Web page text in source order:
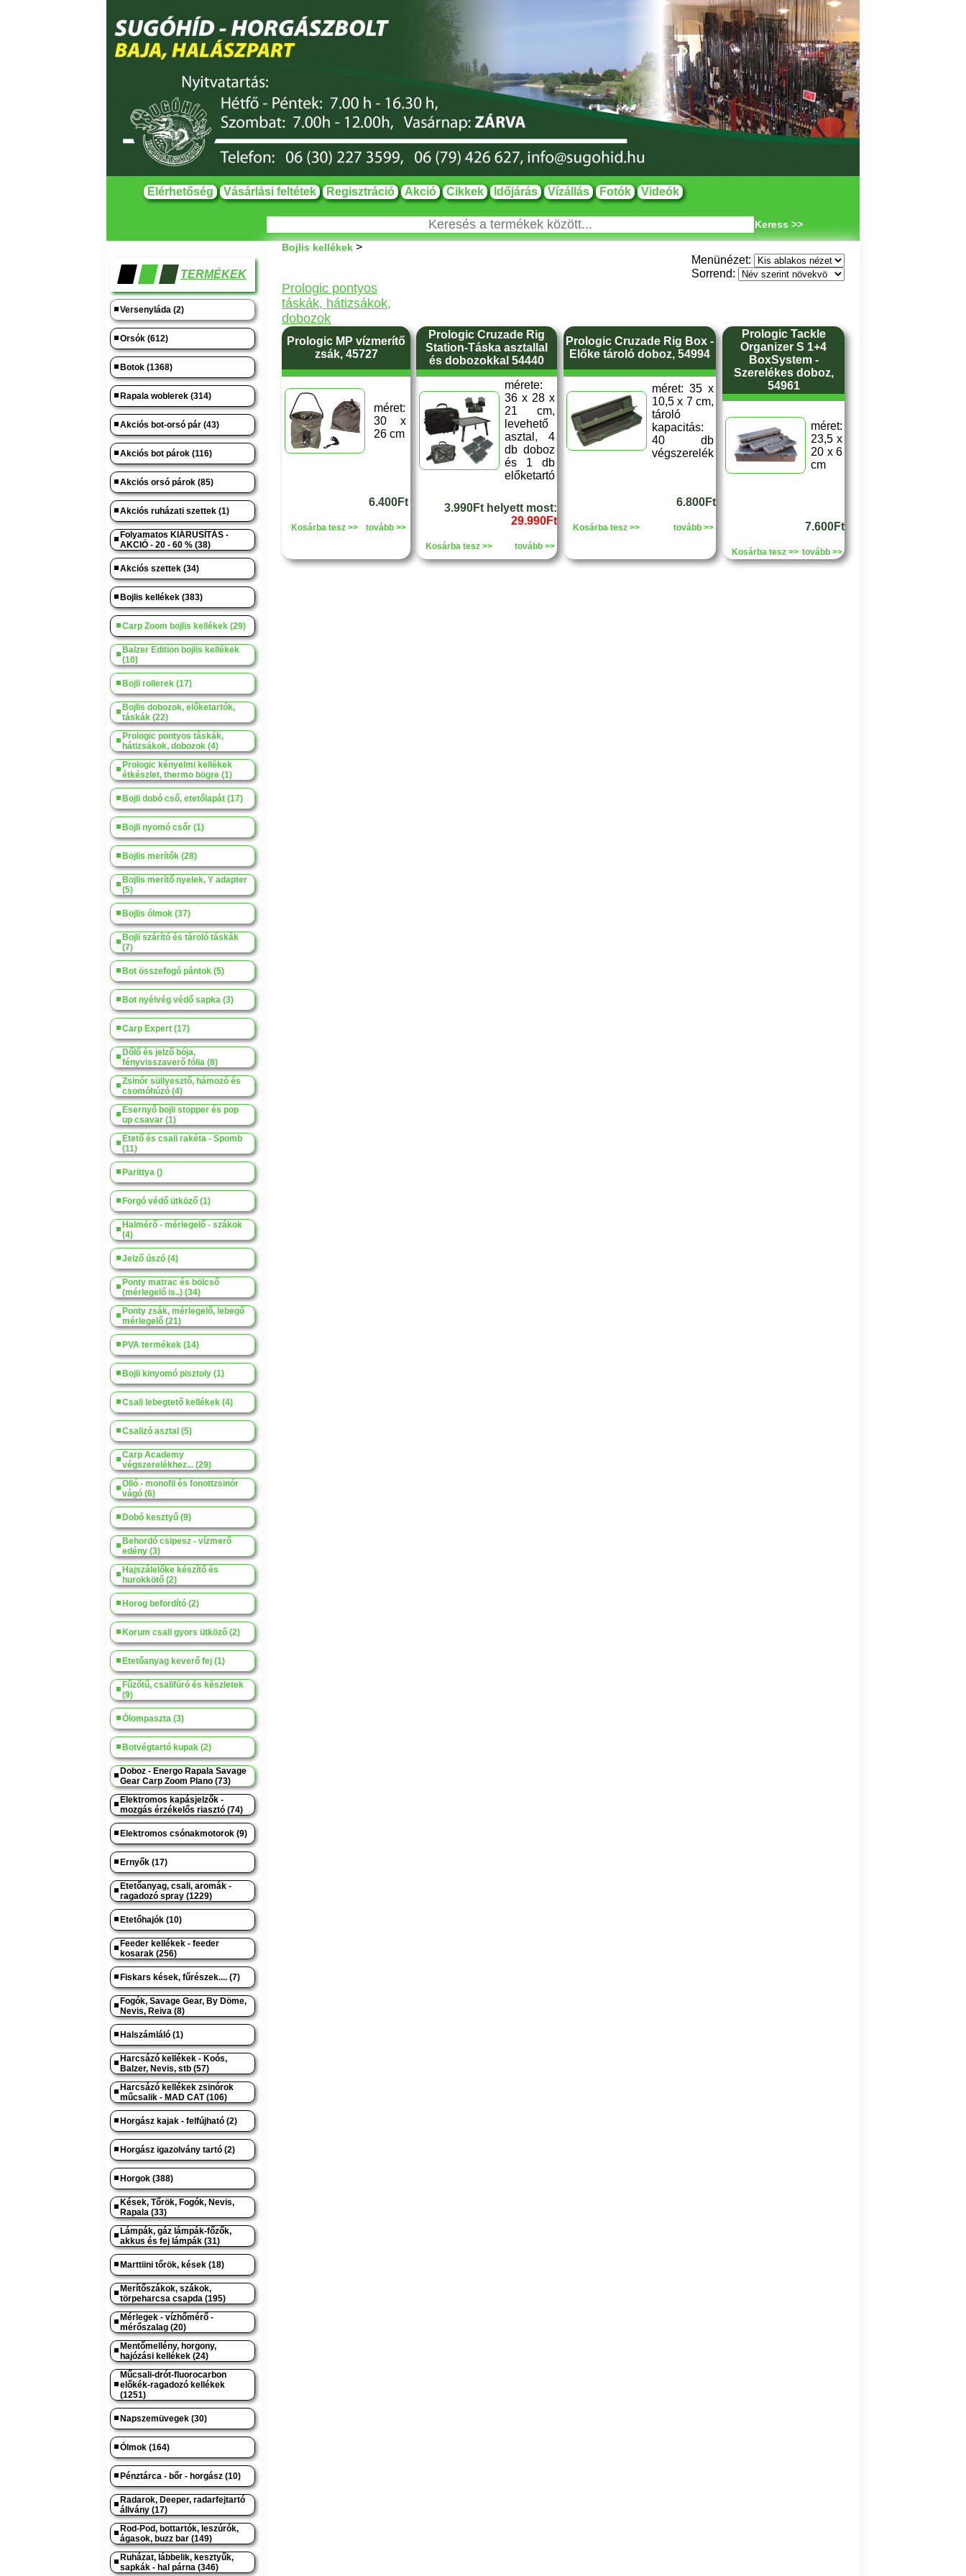
Elérhetőség Vásárlási feltétek Regisztráció Akció Cikkek Időjárás Vízállás Fotók Videók
Keress >>
TERMÉKEK
Versenyláda (2)
Orsók (612)
Botok (1368)
Rapala woblerek (314)
Akciós bot-orsó pár (43)
Akciós bot párok (116)
Akciós orsó párok (85)
Akciós ruházati szettek (1)
Folyamatos KIÁRUSÍTÁS -
AKCIÓ - 20 - 60 % (38)
Akciós szettek (34)
Bojlis kellékek (383)
Carp Zoom bojlis kellékek (29)
Balzer Edition bojlis kellékek
(10)
Bojli rollerek (17)
Bojlis dobozok, előketartók,
táskák (22)
Prologic pontyos táskák,
hátizsákok, dobozok (4)
Prologic kényelmi kellékek
étkészlet, thermo bögre (1)
Bojli dobó cső, etetőlapát (17)
Bojli nyomó csőr (1)
Bojlis merítők (28)
Bojlis merítő nyelek, Y adapter
(5)
Bojlis ólmok (37)
Bojli szárító és tároló táskák
(7)
Bot összefogó pántok (5)
Bot nyélvég védő sapka (3)
Carp Expert (17)
Dőlő és jelző bója,
fényvisszaverő fólia (8)
Zsinór süllyesztő, hámozó és
csomóhúzó (4)
Esernyő bojli stopper és pop
up csavar (1)
Etető és csali rakéta - Spomb
(11)
Parittya ()
Forgó védő ütköző (1)
Halmérő - mérlegelő - szákok
(4)
Jelző úszó (4)
Ponty matrac és bölcső
(mérlegelő is..) (34)
Ponty zsák, mérlegelő, lebegő
mérlegelő (21)
PVA termékek (14)
Bojli kinyomó pisztoly (1)
Csali lebegtető kellékek (4)
Csalizó asztal (5)
Carp Academy
végszerelékhez... (29)
Olló - monofil és fonottzsinór
vágó (6)
Dobó kesztyű (9)
Behordó csipesz - vízmerő
edény (3)
Hajszálelőke készítő és
hurokkötő (2)
Horog befordító (2)
Korum csali gyors ütköző (2)
Etetőanyag keverő fej (1)
Fűzőtű, csalifúró és készletek
(9)
Ólompaszta (3)
Botvégtartó kupak (2)
Doboz - Energo Rapala Savage
Gear Carp Zoom Plano (73)
Elektromos kapásjelzők -
mozgás érzékelős riasztó (74)
Elektromos csónakmotorok (9)
Ernyők (17)
Etetőanyag, csali, aromák -
ragadozó spray (1229)
Etetőhajók (10)
Feeder kellékek - feeder
kosarak (256)
Fiskars kések, fűrészek.... (7)
Fogók, Savage Gear, By Döme,
Nevis, Reiva (8)
Halszámláló (1)
Harcsázó kellékek - Koós,
Balzer, Nevis, stb (57)
Harcsázó kellékek zsinórok
műcsalik - MAD CAT (106)
Horgász kajak - felfújható (2)
Horgász igazolvány tartó (2)
Horgok (388)
Kések, Tőrök, Fogók, Nevis,
Rapala (33)
Lámpák, gáz lámpák-főzők,
akkus és fej lámpák (31)
Marttiini tőrök, kések (18)
Merítőszákok, szákok,
törpeharcsa csapda (195)
Mérlegek - vízhőmérő -
mérőszalag (20)
Mentőmellény, horgony,
hajózási kellékek (24)
Műcsali-drót-fluorocarbon
előkék-ragadozó kellékek
(1251)
Napszemüvegek (30)
Ólmok (164)
Pénztárca - bőr - horgász (10)
Radarok, Deeper, radarfejtartó
állvány (17)
Rod-Pod, bottartók, leszúrók,
ágasok, buzz bar (149)
Ruházat, lábbelik, kesztyűk,
sapkák - hal párna (346)
Bojlis kellékek >
Menünézet:
Sorrend:
Prologic pontyos
táskák, hátizsákok,
dobozok
Prologic MP vízmerítő
zsák, 45727
méret:
30 x
26 cm
6.400Ft
Kosárba tesz >> tovább >>
Prologic Cruzade Rig
Station-Táska asztallal
és dobozokkal 54440
mérete:
36 x 28 x
21 cm,
levehető
asztal, 4
db doboz
és 1 db
előketartó
3.990Ft helyett most:
29.990Ft
Kosárba tesz >> tovább >>
Prologic Cruzade Rig Box -
Előke tároló doboz, 54994
méret: 35 x
10,5 x 7 cm,
tároló
kapacitás:
40 db
végszerelék
6.800Ft
Kosárba tesz >> tovább >>
Prologic Tackle
Organizer S 1+4
BoxSystem -
Szerelékes doboz,
54961
méret:
23,5 x
20 x 6
cm
7.600Ft
Kosárba tesz >> tovább >>